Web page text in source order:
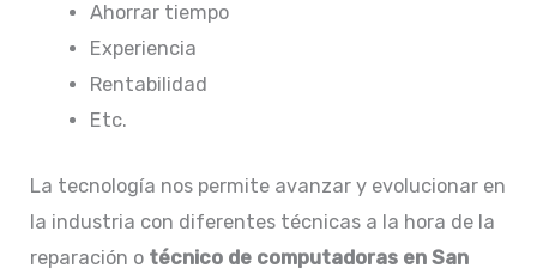
Ahorrar tiempo
Experiencia
Rentabilidad
Etc.
La tecnología nos permite avanzar y evolucionar en
la industria con diferentes técnicas a la hora de la
reparación o técnico de computadoras en San